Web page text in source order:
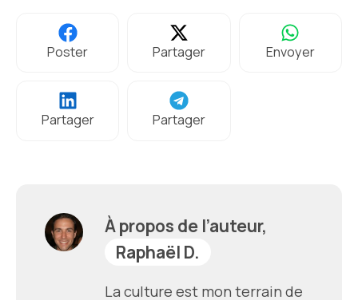
Poster Partager Envoyer
Partager Partager
À propos de l’auteur,
Raphaël D.
La culture est mon terrain de